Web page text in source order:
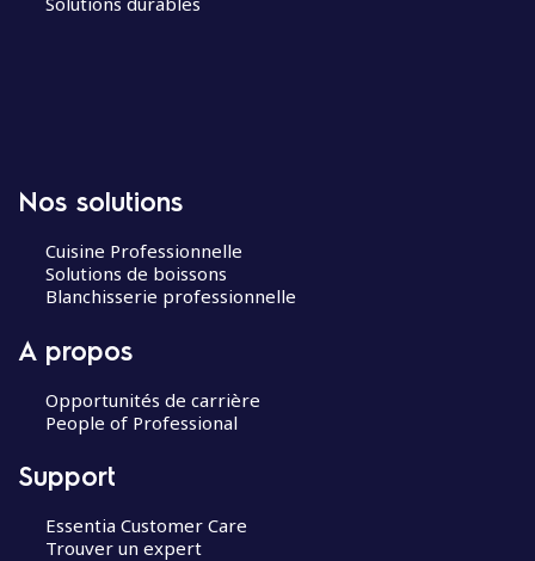
Nos solutions
Cuisine Professionnelle
Solutions de boissons
Blanchisserie professionnelle
A propos
Opportunités de carrière
People of Professional
Support
Essentia Customer Care
Trouver un expert